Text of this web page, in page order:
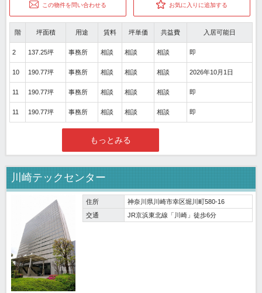
この物件を問い合わせる お気に入りに追加する
階 坪面積 用途 賃料 坪単価 共益費 入居可能日
2 137.25坪 事務所 相談 相談 相談 即
10 190.77坪 事務所 相談 相談 相談 2026年10月1日
11 190.77坪 事務所 相談 相談 相談 即
11 190.77坪 事務所 相談 相談 相談 即
もっとみる
川崎テックセンター
住所
神奈川県川崎市幸区堀川町580-16
交通
JR京浜東北線「川崎」徒歩6分